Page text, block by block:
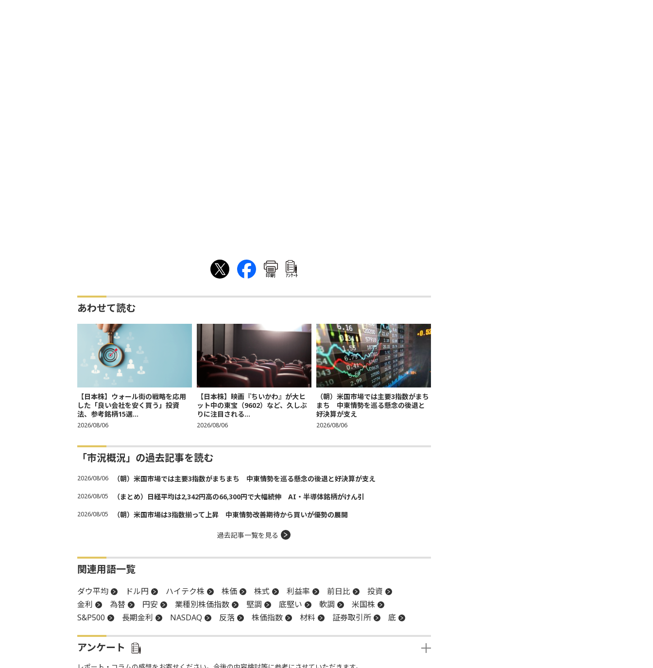
印刷 ｱﾝｹｰﾄ
あわせて読む
【日本株】ウォール街の戦略を応用
した「良い会社を安く買う」投資
法、参考銘柄15選...
2026/08/06
【日本株】映画『ちいかわ』が大ヒ
ット中の東宝（9602）など、久しぶ
りに注目される...
2026/08/06
（朝）米国市場では主要3指数がまち
まち 中東情勢を巡る懸念の後退と
好決算が支え
2026/08/06
「市況概況」の過去記事を読む
2026/08/06 （朝）米国市場では主要3指数がまちまち 中東情勢を巡る懸念の後退と好決算が支え
2026/08/05 （まとめ）日経平均は2,342円高の66,300円で大幅続伸 AI・半導体銘柄がけん引
2026/08/05 （朝）米国市場は3指数揃って上昇 中東情勢改善期待から買いが優勢の展開
過去記事一覧を見る
関連用語一覧
ダウ平均 ドル円 ハイテク株 株価 株式 利益率 前日比
投資
金利
為替 円安 業種別株価指数 堅調 底堅い 軟調
米国株
S&P500
長期金利 NASDAQ 反落 株価指数 材料 証券取引所 底
アンケート